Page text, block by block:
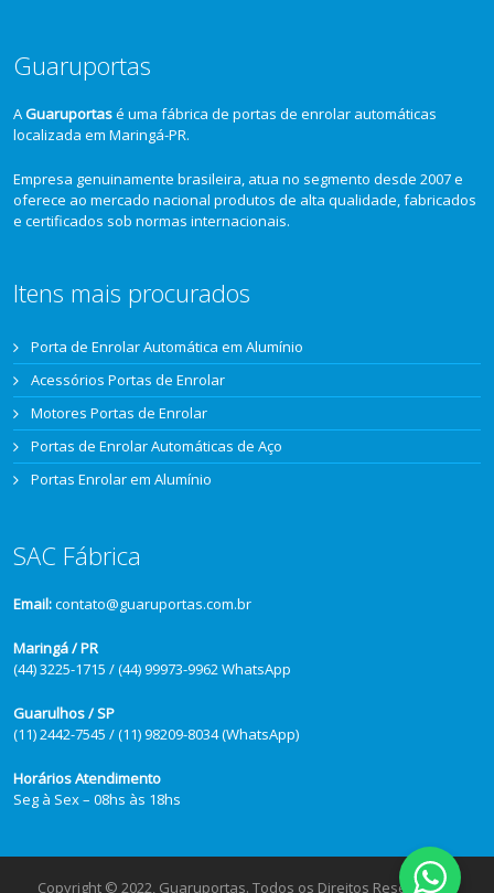
Guaruportas
AGuaruportasé uma fábrica de portas de enrolar automáticas
localizada em Maringá-PR.
Empresa genuinamente brasileira, atua no segmento desde 2007 e
oferece ao mercado nacional produtos de alta qualidade, fabricados
e certificados sob normas internacionais.
Itens mais procurados
Porta de Enrolar Automática em Alumínio
Acessórios Portas de Enrolar
Motores Portas de Enrolar
Portas de Enrolar Automáticas de Aço
Portas Enrolar em Alumínio
SAC Fábrica
Email:contato@guaruportas.com.br
Maringá / PR
(44) 3225-1715 / (44) 99973-9962 WhatsApp
Guarulhos / SP
(11) 2442-7545 / (11) 98209-8034 (WhatsApp)
Horários Atendimento
Seg à Sex – 08hs às 18hs
Copyright © 2022, Guaruportas. Todos os Direitos Reservados.